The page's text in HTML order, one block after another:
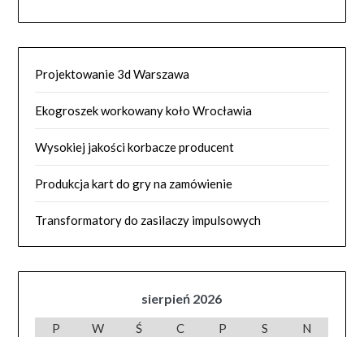
Projektowanie 3d Warszawa
Ekogroszek workowany koło Wrocławia
Wysokiej jakości korbacze producent
Produkcja kart do gry na zamówienie
Transformatory do zasilaczy impulsowych
sierpień 2026
P W Ś C P S
N